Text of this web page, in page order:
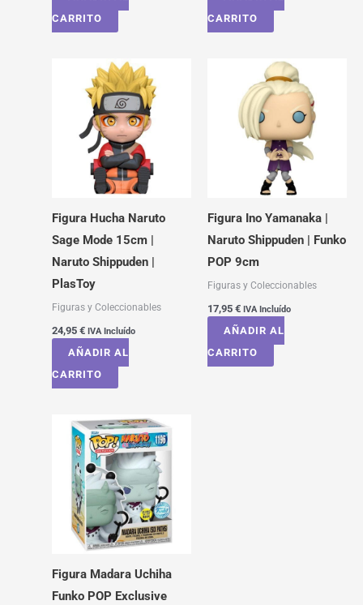
CARRITO
CARRITO
Figura Hucha Naruto
Sage Mode 15cm |
Naruto Shippuden |
PlasToy
Figuras y Coleccionables
24,95 € IVA Incluído
AÑADIR AL
CARRITO
Figura Ino Yamanaka |
Naruto Shippuden | Funko
POP 9cm
Figuras y Coleccionables
17,95 € IVA Incluído
AÑADIR AL
CARRITO
Figura Madara Uchiha
Funko POP Exclusive